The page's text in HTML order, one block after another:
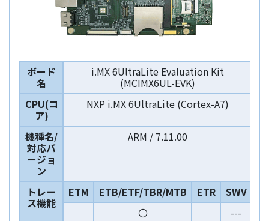
ボード
名
i.MX 6UltraLite Evaluation Kit
(MCIMX6UL-EVK)
CPU(コ
ア)
NXP i.MX 6UltraLite (Cortex-A7)
機種名/
対応バ
ージョ
ン
ARM / 7.11.00
トレー
ス機能
ETM ETB/ETF/TBR/MTB ETR
SWV
〇
---